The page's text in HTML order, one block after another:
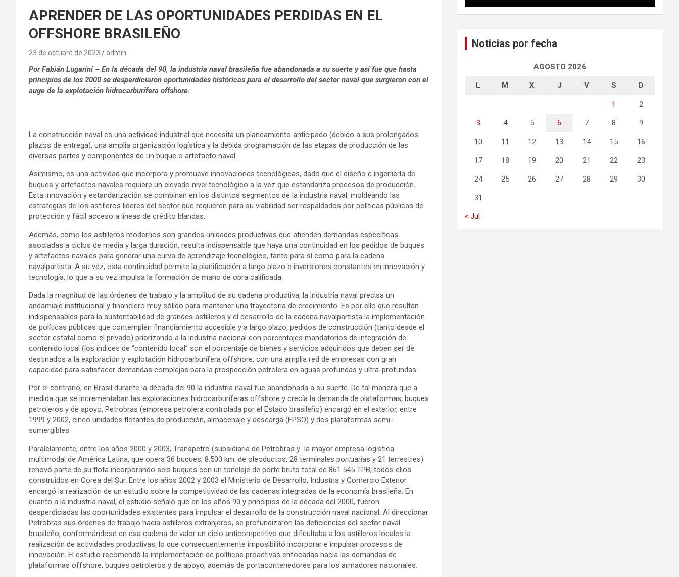
APRENDER DE LAS OPORTUNIDADES PERDIDAS EN EL
OFFSHORE BRASILEÑO
23 de octubre de 2023 admin
Por Fabián Lugarini – En la década del 90, la industria naval brasileña fue abandonada a su suerte y así fue que hasta
principios de los 2000 se desperdiciaron oportunidades históricas para el desarrollo del sector naval que surgieron con el
auge de la explotación hidrocarburífera offshore.
La construcción naval es una actividad industrial que necesita un planeamiento anticipado (debido a sus prolongados
plazos de entrega), una amplia organización logística y la debida programación de las etapas de producción de las
diversas partes y componentes de un buque o artefacto naval.
Asimismo, es una actividad que incorpora y promueve innovaciones tecnológicas, dado que el diseño e ingeniería de
buques y artefactos navales requiere un elevado nivel tecnológico a la vez que estandariza procesos de producción.
Esta innovación y estandarización se combinan en los distintos segmentos de la industria naval, moldeando las
estrategias de los astilleros líderes del sector que requieren para su viabilidad ser respaldados por políticas públicas de
protección y fácil acceso a líneas de crédito blandas.
Además, como los astilleros modernos son grandes unidades productivas que atienden demandas específicas
asociadas a ciclos de media y larga duración, resulta indispensable que haya una continuidad en los pedidos de buques
y artefactos navales para generar una curva de aprendizaje tecnológico, tanto para sí como para la cadena
navalpartista. A su vez, esta continuidad permite la planificación a largo plazo e inversiones constantes en innovación y
tecnología, lo que a su vez impulsa la formación de mano de obra calificada.
Dada la magnitud de las órdenes de trabajo y la amplitud de su cadena productiva, la industria naval precisa un
andamiaje institucional y financiero muy sólido para mantener una trayectoria de crecimiento. Es por ello que resultan
indispensables para la sustentabilidad de grandes astilleros y el desarrollo de la cadena navalpartista la implementación
de políticas públicas que contemplen financiamiento accesible y a largo plazo, pedidos de construcción (tanto desde el
sector estatal como el privado) priorizando a la industria nacional con porcentajes mandatorios de integración de
contenido local (los índices de “contenido local” son el porcentaje de bienes y servicios adquiridos que deben ser de
destinados a la exploración y explotación hidrocarburífera offshore, con una amplia red de empresas con gran
capacidad para satisfacer demandas complejas para la prospección petrolera en aguas profundas y ultra-profundas.
Por el contrario, en Brasil durante la década del 90 la industria naval fue abandonada a su suerte. De tal manera que a
medida que se incrementaban las exploraciones hidrocarburíferas offshore y crecía la demanda de plataformas, buques
petroleros y de apoyo, Petrobras (empresa petrolera controlada por el Estado brasileño) encargó en el exterior, entre
1999 y 2002, cinco unidades flotantes de producción, almacenaje y descarga (FPSO) y dos plataformas semi-
sumergibles.
Paralelamente, entre los años 2000 y 2003, Transpetro (subsidiaria de Petrobras y la mayor empresa logística
multimodal de América Latina, que opera 36 buques, 8.500 km. de oleoductos, 28 terminales portuarias y 21 terrestres)
renovó parte de su flota incorporando seis buques con un tonelaje de porte bruto total de 861.545 TPB, todos ellos
construidos en Corea del Sur. Entre los años 2002 y 2003 el Ministerio de Desarrollo, Industria y Comercio Exterior
encargó la realización de un estudio sobre la competitividad de las cadenas integradas de la economía brasileña. En
cuanto a la industria naval, el estudio señaló que en los años 90 y principios de la década del 2000, fueron
desperdiciadas las oportunidades existentes para impulsar el desarrollo de la construcción naval nacional. Al direccionar
Petrobras sus órdenes de trabajo hacia astilleros extranjeros, se profundizaron las deficiencias del sector naval
brasileño, conformándose en esa cadena de valor un ciclo anticompetitivo que dificultaba a los astilleros locales la
realización de actividades productivas, lo que consecuentemente imposibilitó incorporar e impulsar procesos de
innovación. El estudio recomendó la implementación de políticas proactivas enfocadas hacia las demandas de
plataformas offshore, buques petroleros y de apoyo, además de portacontenedores para los armadores nacionales.
Noticias por fecha
AGOSTO 2026
L M X J V S D
1 2
3 4 5 6 7 8 9
10 11 12 13 14 15 16
17 18 19 20 21 22 23
24 25 26 27 28 29 30
31
« Jul